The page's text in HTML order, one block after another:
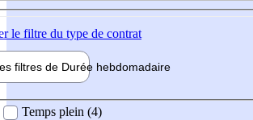
le filtre du type de contrat
filtres de Durée hebdomadaire
Temps plein (4)